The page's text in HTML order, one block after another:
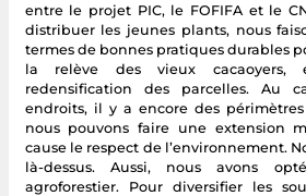
entre le projet PIC, le FOFIFA et le
distribuer les jeunes plants, nous
termes de bonnes pratiques durables
la relève des vieux cacaoyers,
redensification des parcelles. Au
endroits, il y a encore des
nous pouvons faire une extension
cause le respect de l’environnement.
là-dessus. Aussi, nous avons
agroforestier. Pour diversifier les